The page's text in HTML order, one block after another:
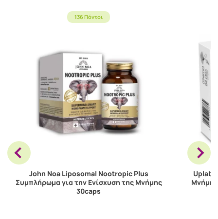
136 Πόντοι
John Noa Liposomal Nootropic Plus
Συμπλήρωμα για την Ενίσχυση της Μνήμης
30caps
Uplab